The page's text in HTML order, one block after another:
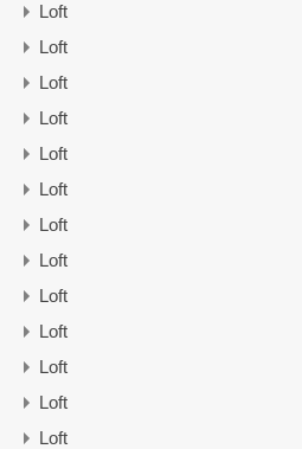
Loft
Loft
Loft
Loft
Loft
Loft
Loft
Loft
Loft
Loft
Loft
Loft
Loft